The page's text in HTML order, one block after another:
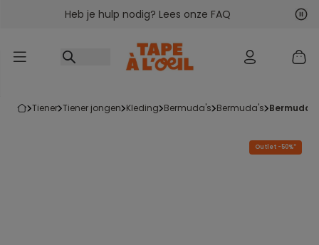
Ga naar inhoudHeb je hulp nodig? Lees onze FAQ
tiener tiener jongen kleding bermuda's bermuda's
Outlet -50%*